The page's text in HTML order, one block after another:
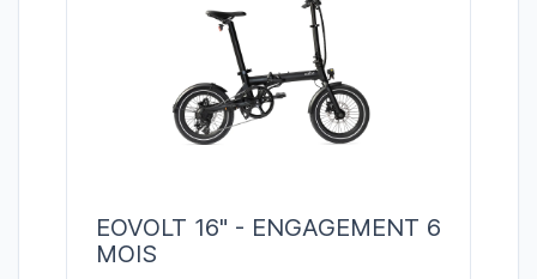
EOVOLT 16" - ENGAGEMENT 6
MOIS